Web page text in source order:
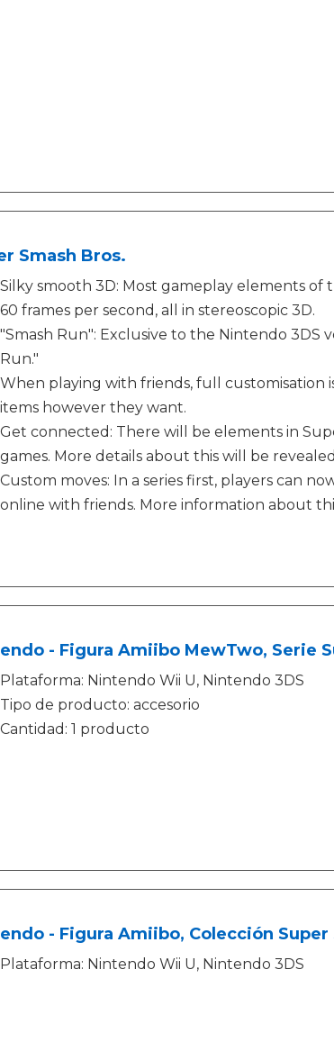
Smash Bros.
Silky smooth 3D: Most gameplay elements
60 frames per second, all in stereoscopic 3D.
"Smash Run": Exclusive to the Nintendo 3DS
Run."
When playing with friends, full customisation
items however they want.
Get connected: There will be elements in
games. More details about this will be
Custom moves: In a series first, players can
online with friends. More information about
- Figura Amiibo MewTwo, Serie
Plataforma: Nintendo Wii U, Nintendo 3DS
Tipo de producto: accesorio
Cantidad: 1 producto
- Figura Amiibo, Colección Super
Plataforma: Nintendo Wii U, Nintendo 3DS